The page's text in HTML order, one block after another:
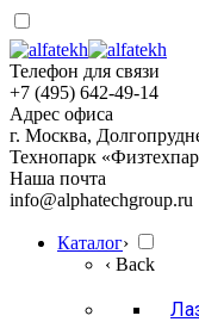
Телефон для связи
+7 (495) 642-49-14
Адрес офиса
г. Москва,
Технопарк
Наша почта
info@alphatechgroup.ru
Каталог›
‹ Back